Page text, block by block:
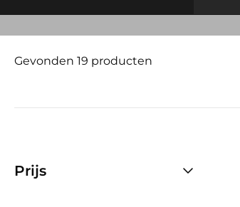
Gevonden 19 producten
Prijs